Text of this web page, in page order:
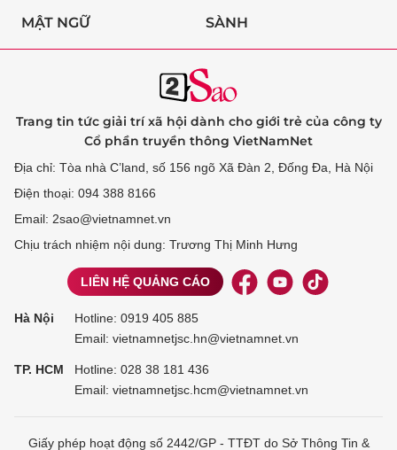
MẬT NGỮ SÀNH
Trang tin tức giải trí xã hội dành cho giới trẻ của công ty
Cổ phần truyền thông VietNamNet
Địa chỉ: Tòa nhà C’land, số 156 ngõ Xã Đàn 2, Đống Đa, Hà Nội
Điện thoại: 094 388 8166
Email: 2sao@vietnamnet.vn
Chịu trách nhiệm nội dung: Trương Thị Minh Hưng
LIÊN HỆ QUẢNG CÁO
Hà Nội Hotline: 0919 405 885
Email: vietnamnetjsc.hn@vietnamnet.vn
TP. HCM Hotline: 028 38 181 436
Email: vietnamnetjsc.hcm@vietnamnet.vn
Giấy phép hoạt động số 2442/GP - TTĐT do Sở Thông Tin &